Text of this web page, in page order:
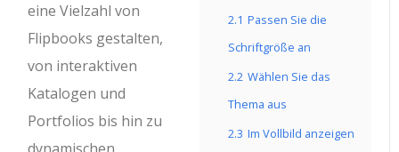
2.1 Passen Sie die
Schriftgröße an
2.2 Wählen Sie das
Thema aus
2.3 Im Vollbild anzeigen
eine Vielzahl von
Flipbooks gestalten,
von interaktiven
Katalogen und
Portfolios bis hin zu